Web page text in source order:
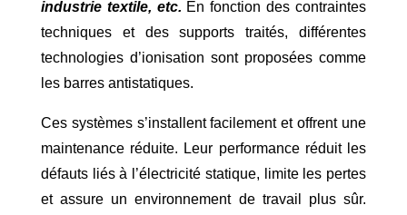
industrie textile, etc. En fonction des contraintes
techniques et des supports traités, différentes
technologies d’ionisation sont proposées comme
les barres antistatiques.
Ces systèmes s’installent facilement et offrent une
maintenance réduite. Leur performance réduit les
défauts liés à l’électricité statique, limite les pertes
et assure un environnement de travail plus sûr.